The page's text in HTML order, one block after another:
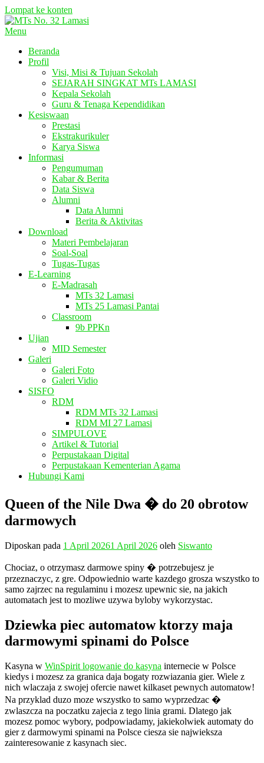
Lompat ke konten
Menu
Beranda
Profil
Visi, Misi & Tujuan Sekolah
SEJARAH SINGKAT MTs LAMASI
Kepala Sekolah
Guru & Tenaga Kependidikan
Kesiswaan
Prestasi
Ekstrakurikuler
Karya Siswa
Informasi
Pengumuman
Kabar & Berita
Data Siswa
Alumni
Data Alumni
Berita & Aktivitas
Download
Materi Pembelajaran
Soal-Soal
Tugas-Tugas
E-Learning
E-Madrasah
MTs 32 Lamasi
MTs 25 Lamasi Pantai
Classroom
9b PPKn
Ujian
MID Semester
Galeri
Galeri Foto
Galeri Vidio
SISFO
RDM
RDM MTs 32 Lamasi
RDM MI 27 Lamasi
SIMPULOVE
Artikel & Tutorial
Perpustakaan Digital
Perpustakaan Kementerian Agama
Hubungi Kami
Queen of the Nile Dwa � do 20 obrotow
darmowych
Diposkan pada 1 April 20261 April 2026 oleh Siswanto
Chociaz, o otrzymasz darmowe spiny � potrzebujesz je
przeznaczyc, z gre. Odpowiednio warte kazdego grosza wszystko to
samo zajrzec na regulaminu i mozesz upewnic sie, na jakich
automatach jest to mozliwe uzywa byloby wykorzystac.
Dziewka piec automatow ktorzy maja
darmowymi spinami do Polsce
Kasyna w WinSpirit logowanie do kasyna internecie w Polsce
kiedys i mozesz za granica daja bogaty rozwiazania gier. Wiele z
nich wlaczaja z swojej ofercie nawet kilkaset pewnych automatow!
Na przyklad duzo moze wszystko to samo wyprzedzac �
zwlaszcza na poczatku zajecia z tego linia grami. Dlatego jak
mozesz pomoc wybory, podpowiadamy, jakiekolwiek automaty do
gier z darmowymi spinami na Polsce ciesza sie najwieksza
zainteresowanie z kasynach siec.